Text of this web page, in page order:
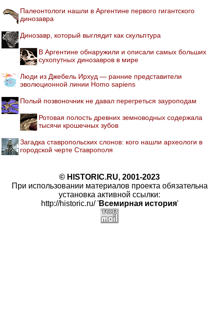
Палеонтологи нашли в Аргентине первого гигантского
динозавра
Динозавр, который выглядит как скульптура
В Аргентине обнаружили и описали самых больших
сухопутных динозавров в мире
Люди из Джебель Ирхуд — ранние представители
эволюционной линии Homo sapiens
Полый позвоночник не давал перегреться зауроподам
Ротовая полость древних земноводных содержала
тысячи крошечных зубов
Загадка ставропольских слонов: кого нашли археологи в
городской черте Ставрополя
© HISTORIC.RU, 2001-2023
При использовании материалов проекта обязательна
установка активной ссылки:
http://historic.ru/ 'Всемирная история'